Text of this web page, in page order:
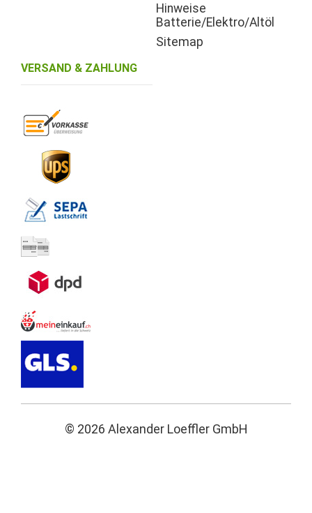
Hinweise
Batterie/Elektro/Altöl
Sitemap
VERSAND & ZAHLUNG
© 2026 Alexander Loeffler GmbH